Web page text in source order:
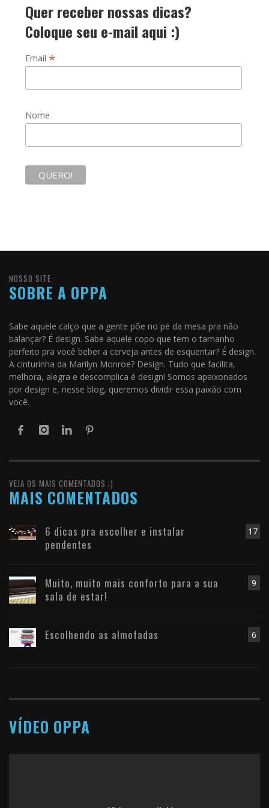
Quer receber nossas dicas?
Coloque seu e-mail aqui :)
Email *
Nome
NOSSO SITE
SOBRE A OPPA
Sabe aquele calço que a gente põe no pé da mesa pra não
balançar? É design. Sabe aquele copo que tem o tamanho
perfeito pra você beber a cerveja antes de esquentar? É design.
A cinturinha da Marilyn Monroe? Design. Tudo que facilita,
melhora, alegra e descomplica é design! Somos apaixonados
por design e, nesse blog, queremos dividir essa paixão com
você.
VEJA OS MAIS COMENTADOS ;)
MAIS COMENTADOS
17
6 dicas pra escolher e instalar
pendentes
9
Muito, muito mais conforto para a sua
sala de estar!
6
Escolhendo as almofadas
VÍDEO OPPA